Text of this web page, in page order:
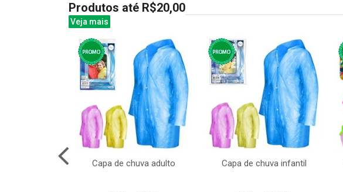
Produtos até R$20,00
Veja mais
Capa de chuva adulto Capa de chuva infantil